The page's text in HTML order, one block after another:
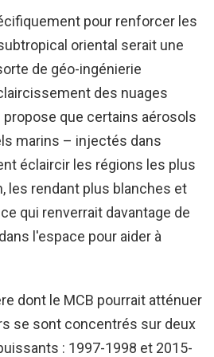
pour renforcer les
oriental serait une
de géo-ingénierie
des nuages
propose que certains aérosols
marins – injectés dans
éclaircir les régions les plus
les rendant plus blanches et
qui renverrait davantage de
l'espace pour aider à
dont le MCB pourrait atténuer
se sont concentrés sur deux
: 1997-1998 et 2015-